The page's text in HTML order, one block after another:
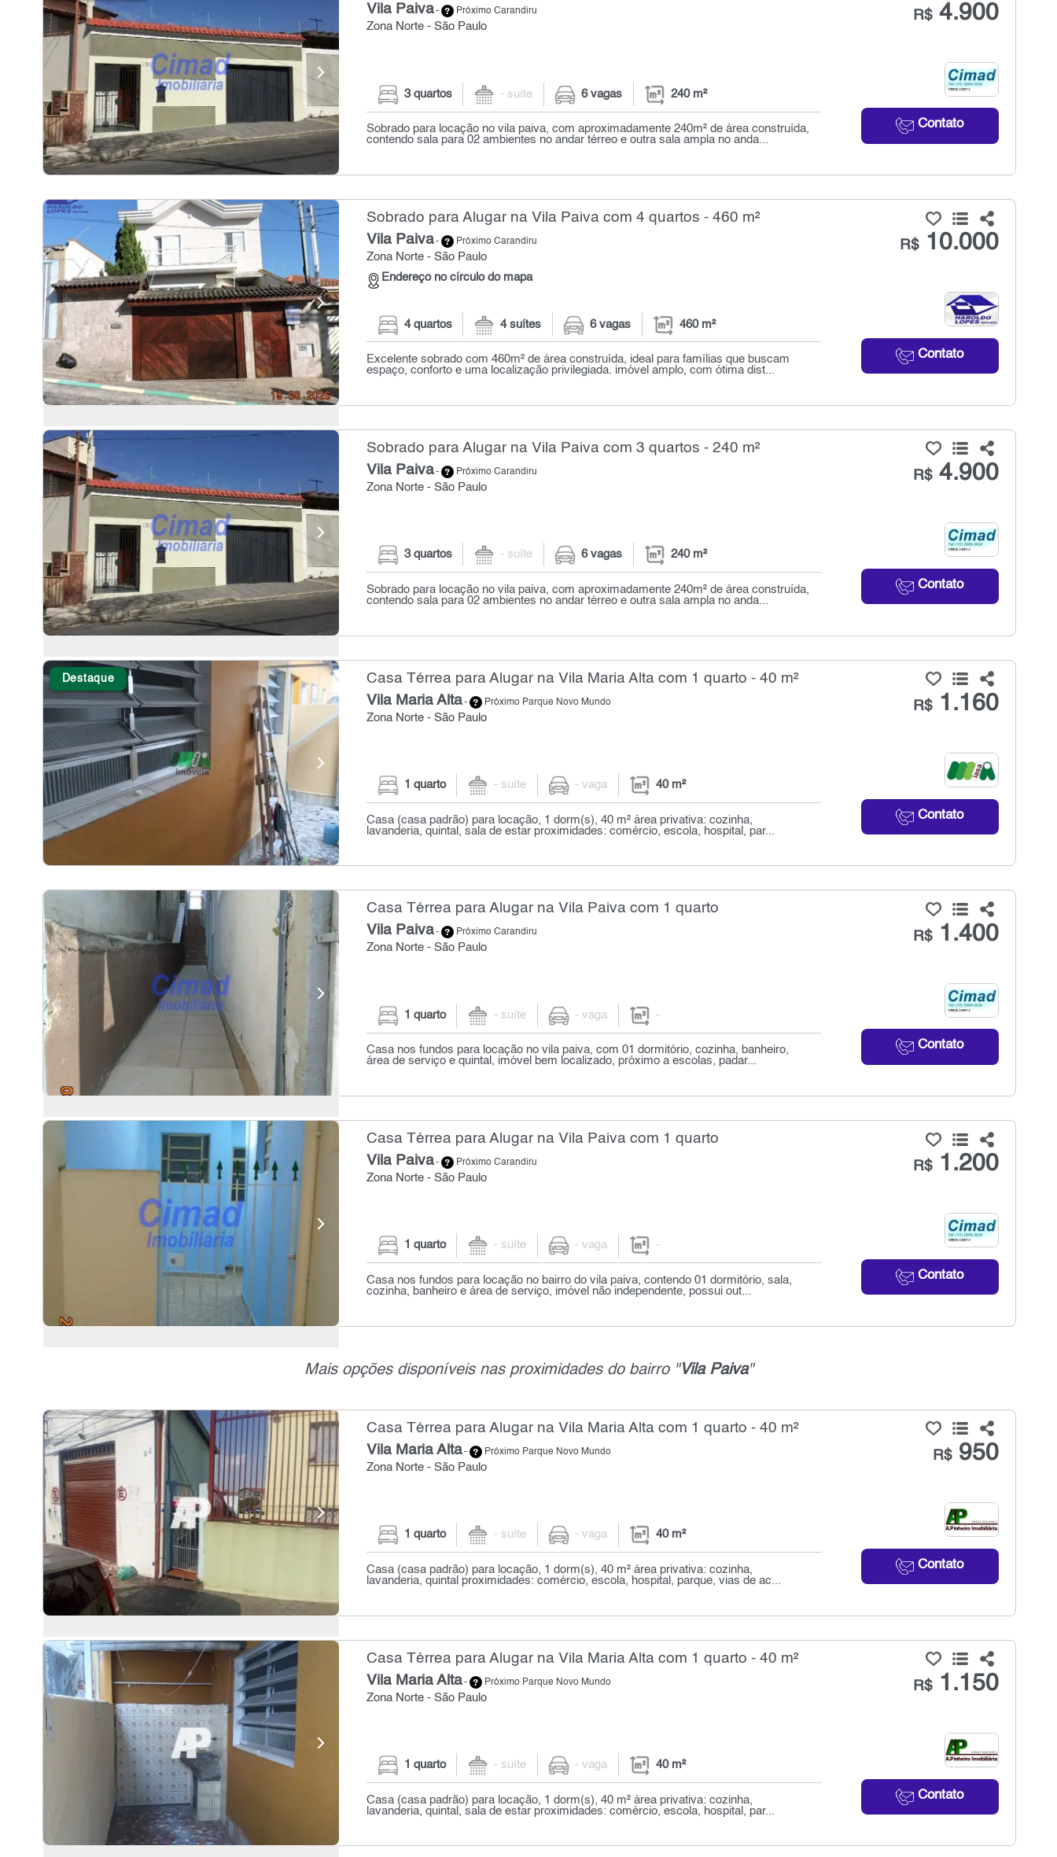
Vila Paiva- Próximo Carandiru
Zona Norte - São Paulo
R$4.900
Contato
3 quartos - suíte 6 vagas 240 m²
Sobrado para locação no vila paiva, com aproximadamente 240m² de área construída,
contendo sala para 02 ambientes no andar térreo e outra sala ampla no anda...
Sobrado para Alugar na Vila Paiva com 4 quartos - 460 m²
Vila Paiva- Próximo Carandiru
Zona Norte - São Paulo
Endereço no círculo do mapa
R$10.000
Contato
4 quartos 4 suítes 6 vagas 460 m²
Excelente sobrado com 460m² de área construída, ideal para famílias que buscam
espaço, conforto e uma localização privilegiada. imóvel amplo, com ótima dist...
Sobrado para Alugar na Vila Paiva com 3 quartos - 240 m²
Vila Paiva- Próximo Carandiru
Zona Norte - São Paulo
R$4.900
Contato
3 quartos - suíte 6 vagas 240 m²
Sobrado para locação no vila paiva, com aproximadamente 240m² de área construída,
contendo sala para 02 ambientes no andar térreo e outra sala ampla no anda...
Destaque Casa Térrea para Alugar na Vila Maria Alta com 1 quarto - 40 m²
Vila Maria Alta- Próximo Parque Novo Mundo
Zona Norte - São Paulo
R$1.160
Contato
1 quarto - suíte - vaga 40 m²
Casa (casa padrão) para locação, 1 dorm(s), 40 m² área privativa: cozinha,
lavanderia, quintal, sala de estar proximidades: comércio, escola, hospital, par...
Casa Térrea para Alugar na Vila Paiva com 1 quarto
Vila Paiva- Próximo Carandiru
Zona Norte - São Paulo
R$1.400
Contato
1 quarto - suíte - vaga -
Casa nos fundos para locação no vila paiva, com 01 dormitório, cozinha, banheiro,
área de serviço e quintal, imóvel bem localizado, próximo a escolas, padar...
Casa Térrea para Alugar na Vila Paiva com 1 quarto
Vila Paiva- Próximo Carandiru
Zona Norte - São Paulo
R$1.200
Contato
1 quarto - suíte - vaga -
Casa nos fundos para locação no bairro do vila paiva, contendo 01 dormitório, sala,
cozinha, banheiro e área de serviço, imóvel não independente, possui out...
Mais opções disponíveis nas proximidades do bairro "Vila Paiva"
Casa Térrea para Alugar na Vila Maria Alta com 1 quarto - 40 m²
Vila Maria Alta- Próximo Parque Novo Mundo
Zona Norte - São Paulo
R$950
Contato
1 quarto - suíte - vaga 40 m²
Casa (casa padrão) para locação, 1 dorm(s), 40 m² área privativa: cozinha,
lavanderia, quintal proximidades: comércio, escola, hospital, parque, vias de ac...
Casa Térrea para Alugar na Vila Maria Alta com 1 quarto - 40 m²
Vila Maria Alta- Próximo Parque Novo Mundo
Zona Norte - São Paulo
R$1.150
Contato
1 quarto - suíte - vaga 40 m²
Casa (casa padrão) para locação, 1 dorm(s), 40 m² área privativa: cozinha,
lavanderia, quintal, sala de estar proximidades: comércio, escola, hospital, par...